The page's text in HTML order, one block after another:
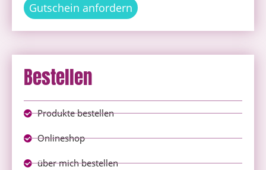
Gutschein anfordern
Bestellen
Produkte bestellen
Onlineshop
über mich bestellen